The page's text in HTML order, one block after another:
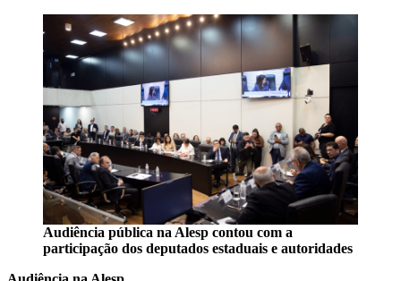
Audiência pública na Alesp contou com a
participação dos deputados estaduais e autoridades